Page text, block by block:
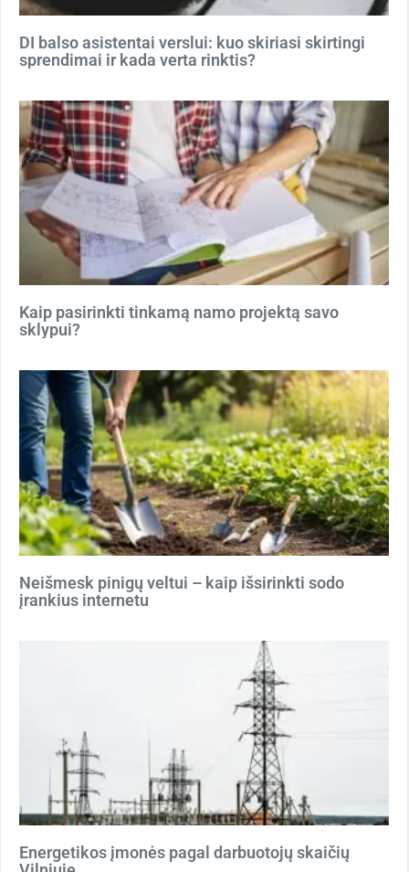
DI balso asistentai verslui: kuo skiriasi skirtingi
sprendimai ir kada verta rinktis?
Kaip pasirinkti tinkamą namo projektą savo
sklypui?
Neišmesk pinigų veltui – kaip išsirinkti sodo
įrankius internetu
Energetikos įmonės pagal darbuotojų skaičių